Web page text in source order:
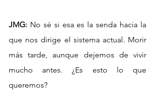
JMG: No sé si esa es la senda hacia la
que nos dirige el sistema actual. Morir
más tarde, aunque dejemos de vivir
mucho antes. ¿Es esto lo que
queremos?